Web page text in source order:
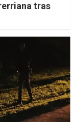
tras